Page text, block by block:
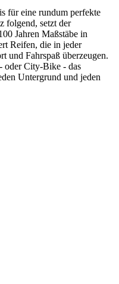
für eine rundum perfekte
folgend, setzt der
Jahren Maßstäbe in
Reifen, die in jeder
und Fahrspaß überzeugen.
oder City-Bike - das
Untergrund und jeden